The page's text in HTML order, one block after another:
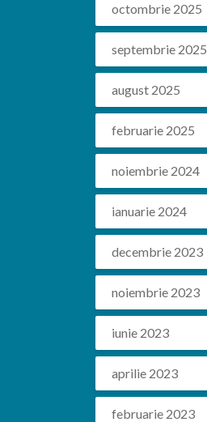
octombrie 2025
septembrie 2025
august 2025
februarie 2025
noiembrie 2024
ianuarie 2024
decembrie 2023
noiembrie 2023
iunie 2023
aprilie 2023
februarie 2023